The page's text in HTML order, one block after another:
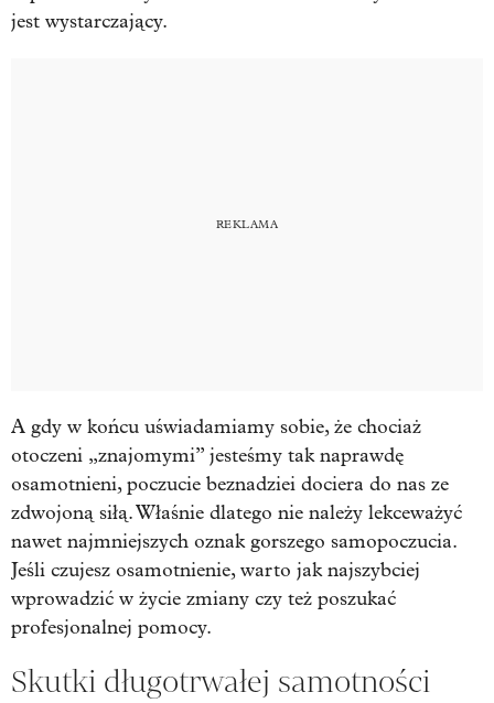
jest wystarczający.
A gdy w końcu uświadamiamy sobie, że chociaż
otoczeni „znajomymi” jesteśmy tak naprawdę
osamotnieni, poczucie beznadziei dociera do nas ze
zdwojoną siłą. Właśnie dlatego nie należy lekceważyć
nawet najmniejszych oznak gorszego samopoczucia.
Jeśli czujesz osamotnienie, warto jak najszybciej
wprowadzić w życie zmiany czy też poszukać
profesjonalnej pomocy.
Skutki długotrwałej samotności